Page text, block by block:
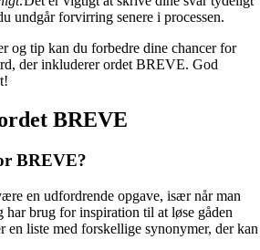
undgår forvirring senere i processen.
og tip kan du forbedre dine chancer for
der inkluderer ordet BREVE. God
BREVE
BREVE?
en udfordrende opgave, især når man
har brug for inspiration til at løse gåden
liste med forskellige synonymer, der kan